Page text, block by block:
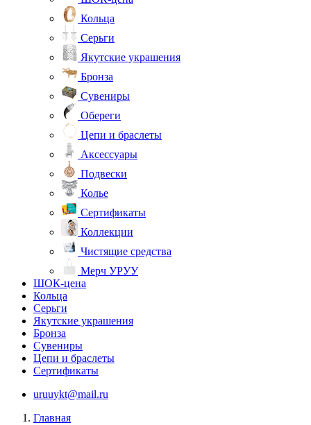
Кольца
Серьги
Якутские украшения
Бронза
Сувениры
Обереги
Цепи и браслеты
Аксессуары
Подвески
Колье
Сертификаты
Коллекции
Чистящие средства
Мерч УРУУ
ШОК-цена
Кольца
Серьги
Якутские украшения
Бронза
Сувениры
Цепи и браслеты
Сертификаты
uruuykt@mail.ru
Главная